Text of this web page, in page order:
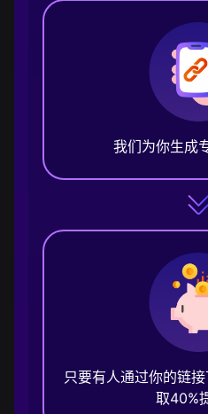
我们为你生成
只要有人通过你的链
取40%